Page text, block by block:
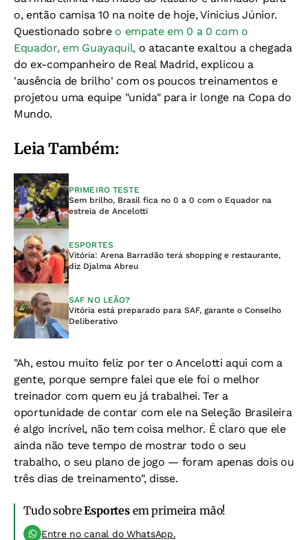
o, então camisa 10 na noite de hoje, Vinicius Júnior.
Questionado sobre o empate em 0 a 0 com o
Equador, em Guayaquil, o atacante exaltou a chegada
do ex-companheiro de Real Madrid, explicou a
'ausência de brilho' com os poucos treinamentos e
projetou uma equipe "unida" para ir longe na Copa do
Mundo.
Leia Também:
PRIMEIRO TESTE
Sem brilho, Brasil fica no 0 a 0 com o Equador na
estreia de Ancelotti
ESPORTES
Vitória: Arena Barradão terá shopping e restaurante,
diz Djalma Abreu
SAF NO LEÃO?
Vitória está preparado para SAF, garante o Conselho
Deliberativo
"Ah, estou muito feliz por ter o Ancelotti aqui com a
gente, porque sempre falei que ele foi o melhor
treinador com quem eu já trabalhei. Ter a
oportunidade de contar com ele na Seleção Brasileira
é algo incrível, não tem coisa melhor. É claro que ele
ainda não teve tempo de mostrar todo o seu
trabalho, o seu plano de jogo — foram apenas dois ou
três dias de treinamento", disse.
Tudo sobreEsportesem primeira mão!
Entre no canal do WhatsApp.